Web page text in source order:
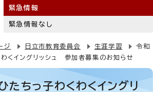
緊急情報
緊急情報なし
ジ 日立市教育委員会 生涯学習
令和
くイングリッシュ 参加者募集のお知らせ
ちっ子わくわくイングリ